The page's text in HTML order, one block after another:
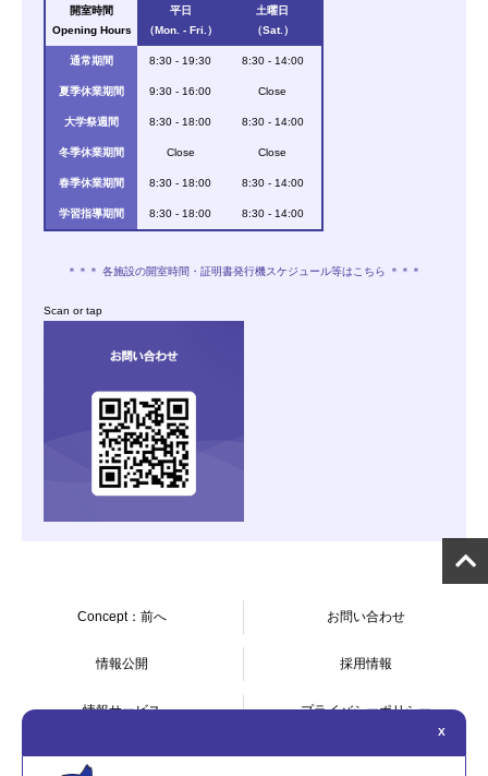
開室時間
Opening Hours
平日
（Mon. - Fri.）
土曜日
（Sat.）
通常期間 8:30 - 19:30 8:30 - 14:00
夏季休業期間 9:30 - 16:00 Close
大学祭週間 8:30 - 18:00 8:30 - 14:00
冬季休業期間 Close Close
春季休業期間 8:30 - 18:00 8:30 - 14:00
学習指導期間 8:30 - 18:00 8:30 - 14:00
＊＊＊ 各施設の開室時間・証明書発行機スケジュール等はこちら ＊＊＊
Scan or tap
Concept：前へ お問い合わせ
情報公開 採用情報
情報サービス プライバシーポリシー
このサイトについて サイトマップ
X